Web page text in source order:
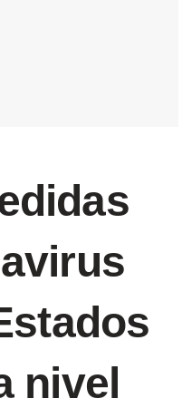
nivel